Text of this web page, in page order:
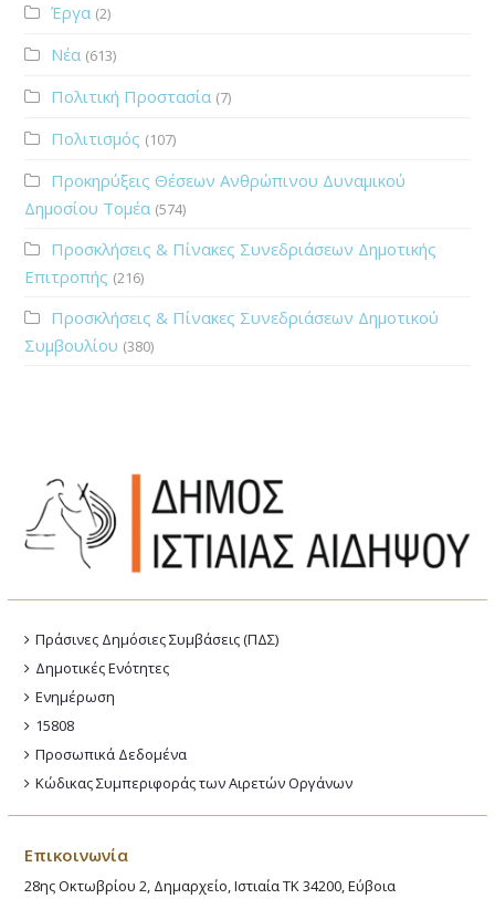
Έργα (2)
Νέα (613)
Πολιτική Προστασία (7)
Πολιτισμός (107)
Προκηρύξεις Θέσεων Ανθρώπινου Δυναμικού
Δημοσίου Τομέα (574)
Προσκλήσεις & Πίνακες Συνεδριάσεων Δημοτικής
Επιτροπής (216)
Προσκλήσεις & Πίνακες Συνεδριάσεων Δημοτικού
Συμβουλίου (380)
Πράσινες Δημόσιες Συμβάσεις (ΠΔΣ)
Δημοτικές Ενότητες
Ενημέρωση
15808
Προσωπικά Δεδομένα
Κώδικας Συμπεριφοράς των Αιρετών Οργάνων
Επικοινωνία
28ης Οκτωβρίου 2, Δημαρχείο, Ιστιαία ΤΚ 34200, Εύβοια